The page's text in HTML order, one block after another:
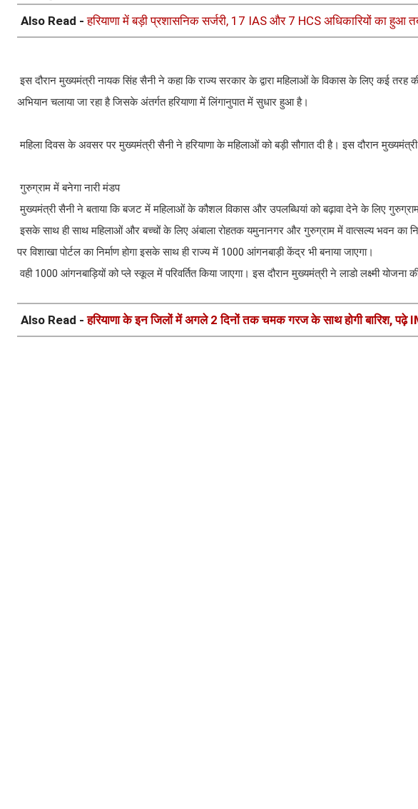
Also Read -हरियाणा में बड़ी प्रशासनिक सर्जरी, 17 IAS और 7 HCS अधिकारियों का हुआ
इस दौरान मुख्यमंत्री नायक सिंह सैनी ने कहा कि राज्य सरकार के द्वारा महिलाओं के विकास के लिए कई तरह
अभियान चलाया जा रहा है जिसके अंतर्गत हरियाणा में लिंगानुपात में सुधार हुआ है।
महिला दिवस के अवसर पर मुख्यमंत्री सैनी ने हरियाणा के महिलाओं को बड़ी सौगात दी है। इस दौरान
गुरुग्राम में बनेगा नारी मंडप
मुख्यमंत्री सैनी ने बताया कि बजट में महिलाओं के कौशल विकास और उपलब्धियां को बढ़ावा देने के लिए गुरुग्राम
इसके साथ ही साथ महिलाओं और बच्चों के लिए अंबाला रोहतक यमुनानगर और गुरुग्राम में वात्सल्य भवन का
पर विशाखा पोर्टल का निर्माण होगा इसके साथ ही राज्य में 1000 आंगनबाड़ी केंद्र भी बनाया जाएगा।
वही 1000 आंगनबाड़ियों को प्ले स्कूल में परिवर्तित किया जाएगा। इस दौरान मुख्यमंत्री ने लाडो लक्ष्मी योजना
Also Read -हरियाणा के इन जिलों में अगले 2 दिनों तक चमक गरज के साथ होगी बारिश, पढ़े